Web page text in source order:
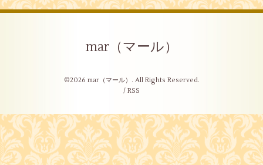
mar（マール）
©2026 mar（マール） . All Rights Reserved.
/ RSS